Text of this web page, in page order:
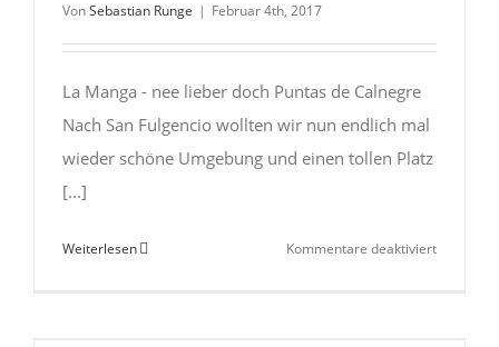
VonSebastian Runge | Februar 4th, 2017
La Manga - nee lieber doch Puntas de Calnegre
Nach San Fulgencio wollten wir nun endlich mal
wieder schöne Umgebung und einen tollen Platz
[...]
Weiterlesen Kommentare deaktiviertfür